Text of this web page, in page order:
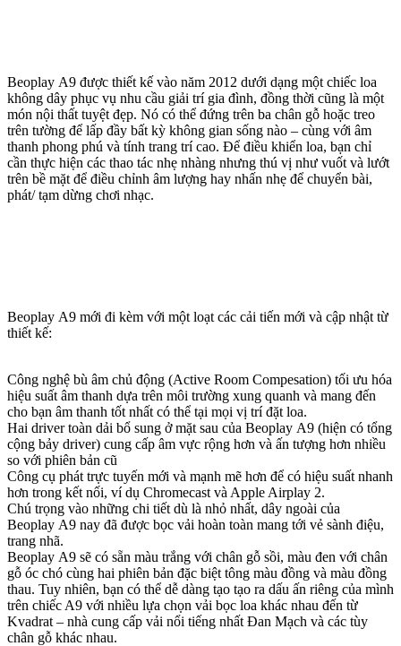
Beoplay A9 được thiết kế vào năm 2012 dưới dạng một chiếc loa
không dây phục vụ nhu cầu giải trí gia đình, đồng thời cũng là một
món nội thất tuyệt đẹp. Nó có thể đứng trên ba chân gỗ hoặc treo
trên tường để lấp đầy bất kỳ không gian sống nào – cùng với âm
thanh phong phú và tính trang trí cao. Để điều khiển loa, bạn chỉ
cần thực hiện các thao tác nhẹ nhàng nhưng thú vị như vuốt và lướt
trên bề mặt để điều chỉnh âm lượng hay nhấn nhẹ để chuyển bài,
phát/ tạm dừng chơi nhạc.
Beoplay A9 mới đi kèm với một loạt các cải tiến mới và cập nhật từ
thiết kế:
Công nghệ bù âm chủ động (Active Room Compesation) tối ưu hóa
hiệu suất âm thanh dựa trên môi trường xung quanh và mang đến
cho bạn âm thanh tốt nhất có thể tại mọi vị trí đặt loa.
Hai driver toàn dải bổ sung ở mặt sau của Beoplay A9 (hiện có tổng
cộng bảy driver) cung cấp âm vực rộng hơn và ấn tượng hơn nhiều
so với phiên bản cũ
Công cụ phát trực tuyến mới và mạnh mẽ hơn để có hiệu suất nhanh
hơn trong kết nối, ví dụ Chromecast và Apple Airplay 2.
Chú trọng vào những chi tiết dù là nhỏ nhất, dây ngoài của
Beoplay A9 nay đã được bọc vải hoàn toàn mang tới vẻ sành điệu,
trang nhã.
Beoplay A9 sẽ có sẵn màu trắng với chân gỗ sồi, màu đen với chân
gỗ óc chó cùng hai phiên bản đặc biệt tông màu đồng và màu đồng
thau. Tuy nhiên, bạn có thể dễ dàng tạo tạo ra dấu ấn riêng của mình
trên chiếc A9 với nhiều lựa chọn vải bọc loa khác nhau đến từ
Kvadrat – nhà cung cấp vải nổi tiếng nhất Đan Mạch và các tùy
chân gỗ khác nhau.